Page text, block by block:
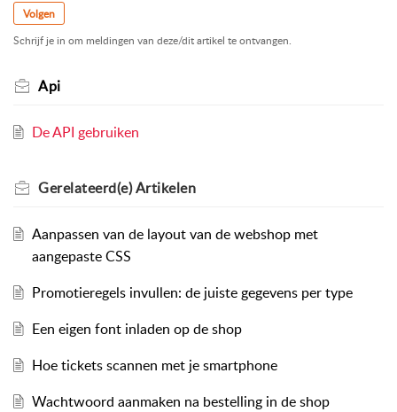
Volgen
Schrijf je in om meldingen van deze/dit artikel te ontvangen.
Api
De API gebruiken
Gerelateerd(e)Artikelen
Aanpassen van de layout van de webshop met
aangepaste CSS
Promotieregels invullen: de juiste gegevens per type
Een eigen font inladen op de shop
Hoe tickets scannen met je smartphone
Wachtwoord aanmaken na bestelling in de shop